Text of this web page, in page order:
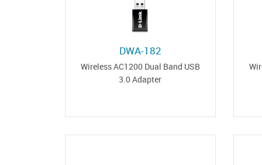
DWA-182
Wireless AC1200 Dual Band USB
3.0 Adapter